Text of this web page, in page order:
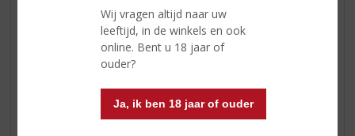
Wij vragen altijd naar uw
leeftijd, in de winkels en ook
online. Bent u 18 jaar of
ouder?
Ja, ik ben 18 jaar of ouder
EXCLUSIEF TOPSLIJTER